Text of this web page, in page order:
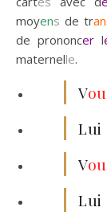
moyens de tran
de prononcerl
maternelle.
Vou
Lui
Vou
Lui